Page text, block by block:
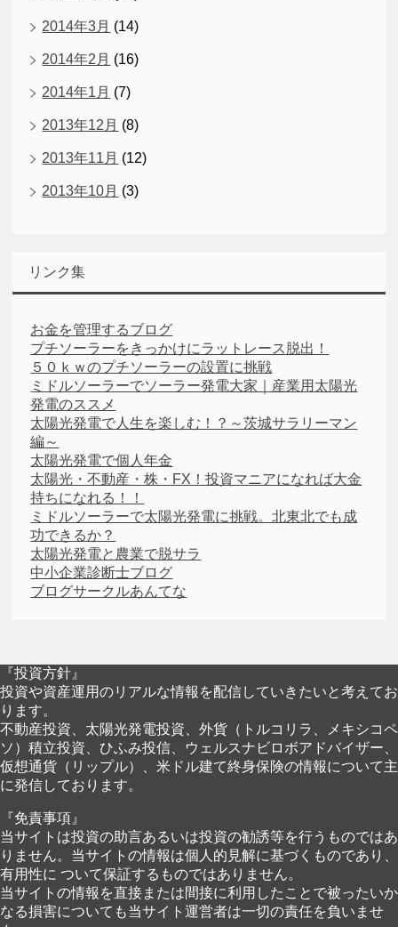
2014年3月 (14)
2014年2月 (16)
2014年1月 (7)
2013年12月 (8)
2013年11月 (12)
2013年10月 (3)
リンク集
お金を管理するブログ
プチソーラーをきっかけにラットレース脱出！
５０ｋｗのプチソーラーの設置に挑戦
ミドルソーラーでソーラー発電大家｜産業用太陽光
発電のススメ
太陽光発電で人生を楽しむ！？～茨城サラリーマン
編～
太陽光発電で個人年金
太陽光・不動産・株・FX！投資マニアになれば大金
持ちになれる！！
ミドルソーラーで太陽光発電に挑戦。北東北でも成
功できるか？
太陽光発電と農業で脱サラ
中小企業診断士ブログ
ブログサークルあんてな
『投資方針』
投資や資産運用のリアルな情報を配信していきたいと考えてお
ります。
不動産投資、太陽光発電投資、外貨（トルコリラ、メキシコペ
ソ）積立投資、ひふみ投信、ウェルスナビロボアドバイザー、
仮想通貨（リップル）、米ドル建て終身保険の情報について主
に発信しております。
『免責事項』
当サイトは投資の助言あるいは投資の勧誘等を行うものではあ
りません。当サイトの情報は個人的見解に基づくものであり、
有用性に ついて保証するものではありません。
当サイトの情報を直接または間接に利用したことで被ったいか
なる損害についても当サイト運営者は一切の責任を負いませ